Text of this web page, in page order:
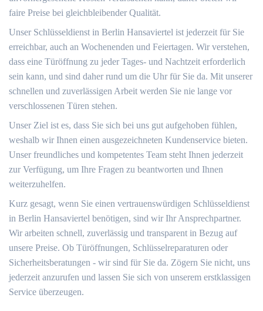
faire Preise bei gleichbleibender Qualität.
Unser Schlüsseldienst in Berlin Hansaviertel ist jederzeit für Sie
erreichbar, auch an Wochenenden und Feiertagen. Wir verstehen,
dass eine Türöffnung zu jeder Tages- und Nachtzeit erforderlich
sein kann, und sind daher rund um die Uhr für Sie da. Mit unserer
schnellen und zuverlässigen Arbeit werden Sie nie lange vor
verschlossenen Türen stehen.
Unser Ziel ist es, dass Sie sich bei uns gut aufgehoben fühlen,
weshalb wir Ihnen einen ausgezeichneten Kundenservice bieten.
Unser freundliches und kompetentes Team steht Ihnen jederzeit
zur Verfügung, um Ihre Fragen zu beantworten und Ihnen
weiterzuhelfen.
Kurz gesagt, wenn Sie einen vertrauenswürdigen Schlüsseldienst
in Berlin Hansaviertel benötigen, sind wir Ihr Ansprechpartner.
Wir arbeiten schnell, zuverlässig und transparent in Bezug auf
unsere Preise. Ob Türöffnungen, Schlüsselreparaturen oder
Sicherheitsberatungen - wir sind für Sie da. Zögern Sie nicht, uns
jederzeit anzurufen und lassen Sie sich von unserem erstklassigen
Service überzeugen.